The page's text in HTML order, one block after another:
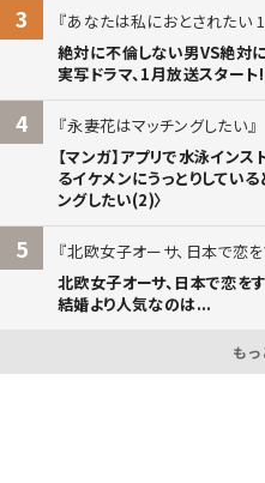
3
あなたは私におとされたい 1
絶対に不倫しない男VS絶対に
実写ドラマ、1月放送スタート!
4
永妻花はマッチングしたい
【マンガ】アプリで水泳イン
るイケメンにうっとりしてい
ングしたい(2)〉
5
北欧女子オーサ、日本で恋を
北欧女子オーサ、日本で恋を
結婚より人気なのは...
も